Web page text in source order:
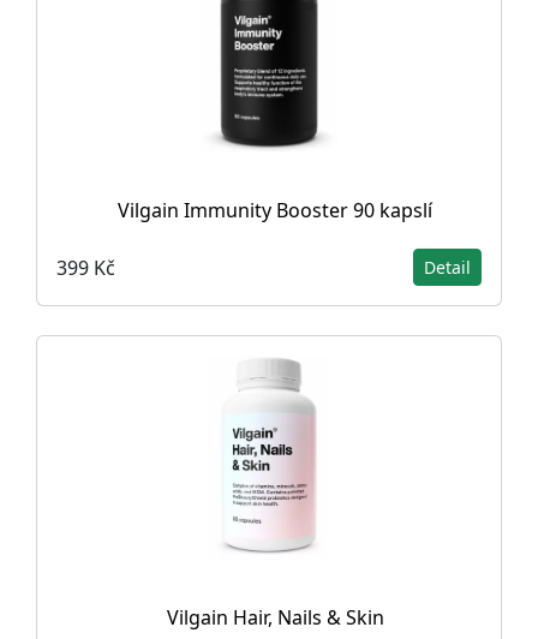
Vilgain Immunity Booster 90 kapslí
399 Kč Detail
Vilgain Hair, Nails & Skin